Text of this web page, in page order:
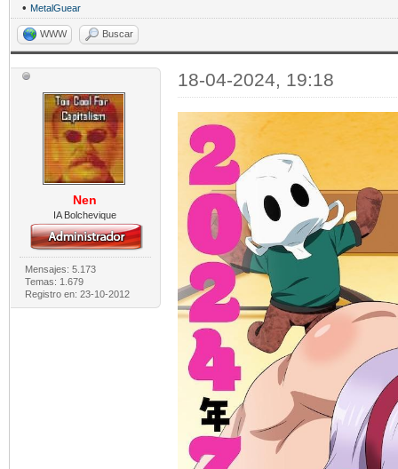
• MetalGuear
WWW Buscar
Nen
IA Bolchevique
Mensajes: 5.173
Temas: 1.679
Registro en: 23-10-2012
18-04-2024, 19:18